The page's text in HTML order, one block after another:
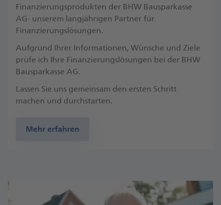
Finanzierungsprodukten der BHW Bausparkasse
AG- unserem langjährigen Partner für
Finanzierungslösungen.
Aufgrund Ihrer Informationen, Wünsche und Ziele
prüfe ich Ihre Finanzierungslösungen bei der BHW
Bausparkasse AG.
Lassen Sie uns gemeinsam den ersten Schritt
machen und durchstarten.
Mehr erfahren